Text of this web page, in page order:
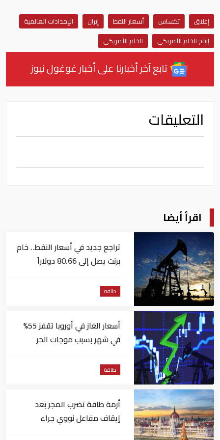
إغلاق تكساس أسعار النفط إيران
الإمدادات العالمية
إنتاج الخام الأمريكي
الخام الأمريكي
تابع آخر أخبارنا على أخبار غوغول نيوز
التعليقات
اقرأ أيضا
تراجع جديد في أسعار النفط.. خام
برنت يصل إلى 80.66 دولاراً
طاقة
أسعار الغاز في أوروبا تقفز 55%
في شهر بسبب موجات الحر
طاقة
أزمة طاقة تضرب المجر بعد
إيقاف مفاعل نووي جراء